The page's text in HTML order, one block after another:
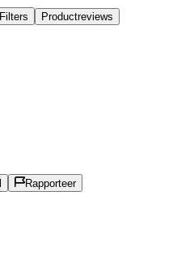
Filters Productreviews
Rapporteer